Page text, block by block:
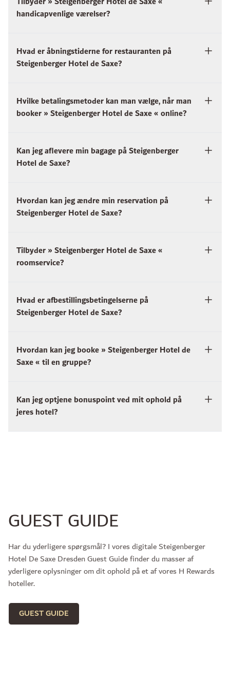
handicapvenlige værelser?
Hvad er åbningstiderne for restauranten på
Steigenberger Hotel de Saxe?
Hvilke betalingsmetoder kan man vælge, når man
booker » Steigenberger Hotel de Saxe « online?
Kan jeg aflevere min bagage på Steigenberger
Hotel de Saxe?
Hvordan kan jeg ændre min reservation på
Steigenberger Hotel de Saxe?
Tilbyder » Steigenberger Hotel de Saxe «
roomservice?
Hvad er afbestillingsbetingelserne på
Steigenberger Hotel de Saxe?
Hvordan kan jeg booke » Steigenberger Hotel de
Saxe « til en gruppe?
Kan jeg optjene bonuspoint ved mit ophold på
jeres hotel?
GUEST GUIDE
Har du yderligere spørgsmål? I vores digitale Steigenberger
Hotel De Saxe Dresden Guest Guide finder du masser af
yderligere oplysninger om dit ophold på et af vores H Rewards
hoteller.
GUEST GUIDE